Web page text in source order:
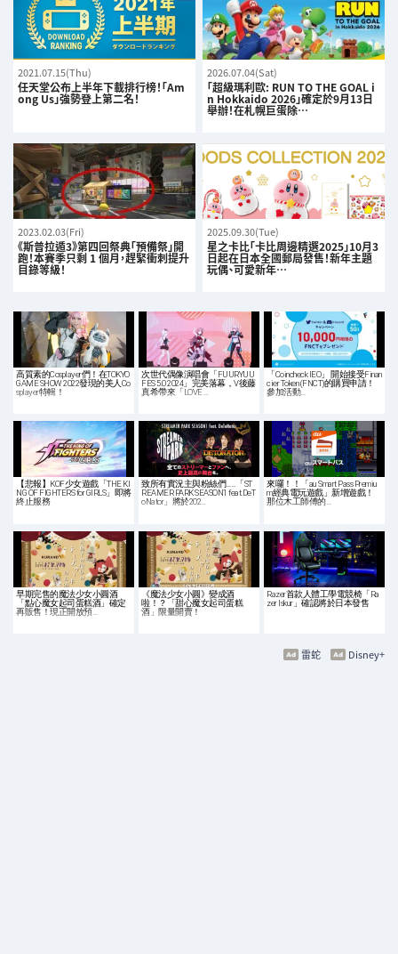
2021.07.15(Thu)
任天堂公布上半年下載排行榜！「Am
ong Us」強勢登上第二名！
2026.07.04(Sat)
「超級瑪利歐: RUN TO THE GOAL i
n Hokkaido 2026」確定於9月13日
舉辦！在札幌巨蛋除…
2023.02.03(Fri)
《斯普拉遁3》第四回祭典「預備祭」開
跑！本賽季只剩 1 個月，趕緊衝刺提升
目錄等級！
2025.09.30(Tue)
星之卡比「卡比周邊精選2025」10月3
日起在日本全國郵局發售！新年主題
玩偶、可愛新年…
高質素的Cosplayer們！在TOKYO
GAME SHOW 2022發現的美人Co
splayer特輯！
次世代偶像演唱會「FUURYUU
FES 5.0 2024」完美落幕，V後藤
真希帶來「LOVE …
「Coincheck IEO」 開始接受Finan
cier Token (FNCT)的購買申請！
參加活動…
【悲報】KOF少女遊戲「THE KI
NG OF FIGHTERS for GIRLS」即將
終止服務
致所有實況主與粉絲們……「ST
REAMER PARK SEASON1 feat.DeT
oNator」將於202…
來囉！！「au Smart Pass Premiu
m經典電玩遊戲」新增遊戲！
那位木工師傅的…
早期完售的魔法少女小圓酒
「點心魔女起司蛋糕酒」確定
再販售！現正開放預…
《魔法少女小圓》變成酒
啦！？「甜心魔女起司蛋糕
酒」限量開賣！
Razer首款人體工學電競椅「Ra
zer Iskur」確認將於日本發售
Disney+
雷蛇